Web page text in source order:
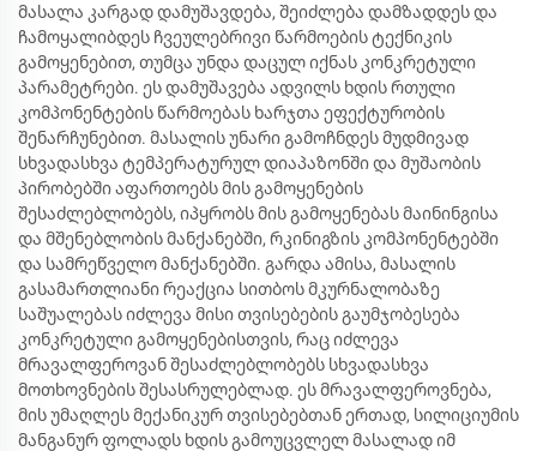
მასალა კარგად დამუშავდება, შეიძლება დამზადდეს და
ჩამოყალიბდეს ჩვეულებრივი წარმოების ტექნიკის
გამოყენებით, თუმცა უნდა დაცულ იქნას კონკრეტული
პარამეტრები. ეს დამუშავება ადვილს ხდის რთული
კომპონენტების წარმოებას ხარჯთა ეფექტურობის
შენარჩუნებით. მასალის უნარი გამოჩნდეს მუდმივად
სხვადასხვა ტემპერატურულ დიაპაზონში და მუშაობის
პირობებში აფართოებს მის გამოყენების
შესაძლებლობებს, იპყრობს მის გამოყენებას მაინინგისა
და მშენებლობის მანქანებში, რკინიგზის კომპონენტებში
და სამრეწველო მანქანებში. გარდა ამისა, მასალის
გასამართლიანი რეაქცია სითბოს მკურნალობაზე
საშუალებას იძლევა მისი თვისებების გაუმჯობესება
კონკრეტული გამოყენებისთვის, რაც იძლევა
მრავალფეროვან შესაძლებლობებს სხვადასხვა
მოთხოვნების შესასრულებლად. ეს მრავალფეროვნება,
მის უმაღლეს მექანიკურ თვისებებთან ერთად, სილიციუმის
მანგანურ ფოლადს ხდის გამოუცვლელ მასალად იმ